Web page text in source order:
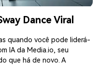
Dance Viral
quando você pode liderá-
IA da Media.io, seu
que há de novo. A